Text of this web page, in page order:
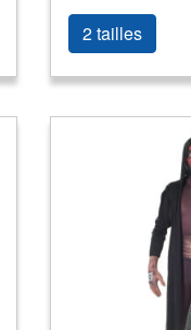
2 tailles